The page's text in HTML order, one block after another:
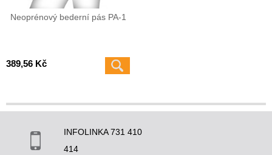
Neoprénový bederní pás PA-1
389,56 Kč
INFOLINKA 731 410
414